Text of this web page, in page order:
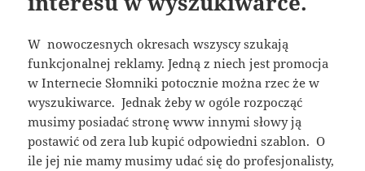
W nowoczesnych okresach wszyscy szukają
funkcjonalnej reklamy. Jedną z niech jest promocja
w Internecie Słomniki potocznie można rzec że w
wyszukiwarce. Jednak żeby w ogóle rozpocząć
musimy posiadać stronę www innymi słowy ją
postawić od zera lub kupić odpowiedni szablon. O
ile jej nie mamy musimy udać się do profesjonalisty,